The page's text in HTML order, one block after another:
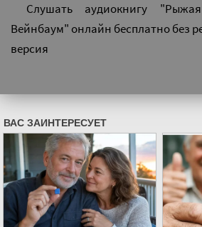
Слушать аудиокнигу
Вейнбаум" онлайн бесплатно без
версия